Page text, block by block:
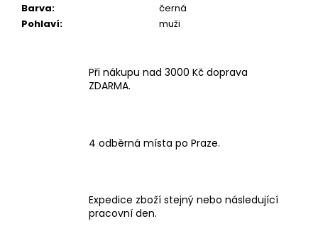
Barva:
černá
Pohlaví: muži
Při nákupu nad 3000 Kč doprava
ZDARMA.
4 odběrná místa po Praze.
Expedice zboží stejný nebo následující
pracovní den.
ORANŽOVÁ